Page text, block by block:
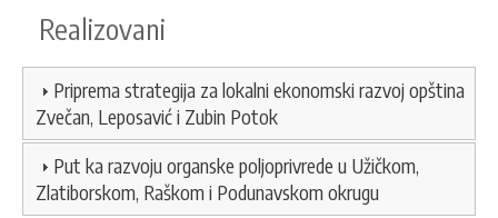
Realizovani
Priprema strategija za lokalni ekonomski razvoj opština
Zvečan, Leposavić i Zubin Potok
Put ka razvoju organske poljoprivrede u Užičkom,
Zlatiborskom, Raškom i Podunavskom okrugu